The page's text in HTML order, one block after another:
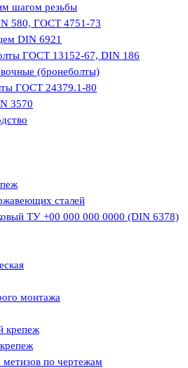
шагом резьбы
580, ГОСТ 4751-73
DIN 6921
ГОСТ 13152-67, DIN 186
(бронеболты)
ГОСТ 24379.1-80
3570
сталей
ТУ +00 000 000 0000 (DIN 6378)
монтажа
крепеж
метизов по чертежам